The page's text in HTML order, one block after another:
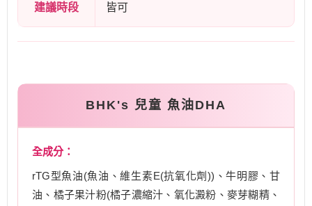
建議時段 皆可
BHK's 兒童 魚油DHA
全成分：
rTG型魚油(魚油、維生素E(抗氧化劑))、牛明膠、甘
油、橘子果汁粉(橘子濃縮汁、氧化澱粉、麥芽糊精、